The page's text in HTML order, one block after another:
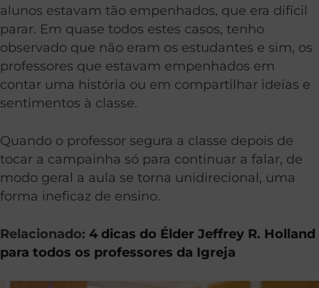
alunos estavam tão empenhados, que era difícil
parar. Em quase todos estes casos, tenho
observado que não eram os estudantes e sim, os
professores que estavam empenhados em
contar uma história ou em compartilhar ideias e
sentimentos à classe.
Quando o professor segura a classe depois de
tocar a campainha só para continuar a falar, de
modo geral a aula se torna unidirecional, uma
forma ineficaz de ensino.
Relacionado: 4 dicas do Élder Jeffrey R. Holland
para todos os professores da Igreja